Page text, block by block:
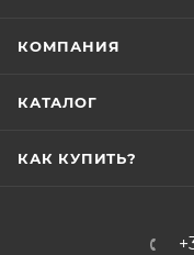
КОМПАНИЯ
КАТАЛОГ
КАК КУПИТЬ?